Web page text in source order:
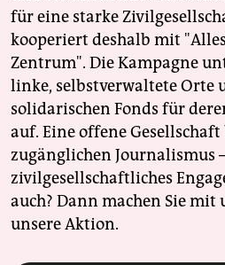
für eine starke
kooperiert deshalb mit
Zentrum". Die Kampagne
linke, selbstverwaltete Orte
solidarischen Fonds für
auf. Eine offene
zugänglichen Journalismus
zivilgesellschaftliches
auch? Dann machen Sie
unsere Aktion.